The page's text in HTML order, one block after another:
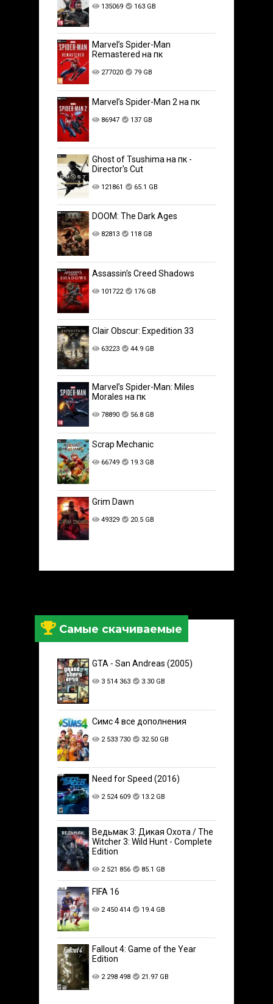
135069 163 GB
Marvel’s Spider-Man
Remastered на пк
277020 79 GB
Marvel’s Spider-Man 2 на пк
86947 137 GB
Ghost of Tsushima на пк -
Director's Cut
121861 65.1 GB
DOOM: The Dark Ages
82813 118 GB
Assassin's Creed Shadows
101722 176 GB
Clair Obscur: Expedition 33
63223 44.9 GB
Marvel’s Spider-Man: Miles
Morales на пк
78890 56.8 GB
Scrap Mechanic
66749 19.3 GB
Grim Dawn
49329 20.5 GB
Самые скачиваемые
GTA - San Andreas (2005)
3 514 363 3.30 GB
Симс 4 все дополнения
2 533 730 32.50 GB
Need for Speed (2016)
2 524 609 13.2 GB
Ведьмак 3: Дикая Охота / The
Witcher 3: Wild Hunt - Complete
Edition
2 521 856 85.1 GB
FIFA 16
2 450 414 19.4 GB
Fallout 4: Game of the Year
Edition
2 298 498 21.97 GB